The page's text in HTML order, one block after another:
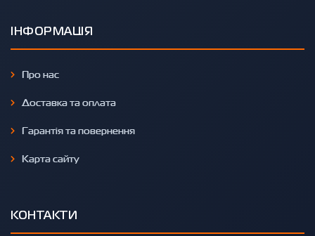
ІНФОРМАЦІЯ
Про нас
Доставка та оплата
Гарантія та повернення
Карта сайту
КОНТАКТИ